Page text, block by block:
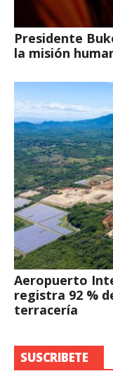
Presidente
la misión
Aeropuerto
registra 92 %
terracería
SUSCRIBETE